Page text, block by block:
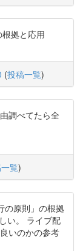
拠と応用
(投稿一覧)
調べてたら全
覧)
の原則」の根拠
い。 ライブ配
いのかの参考